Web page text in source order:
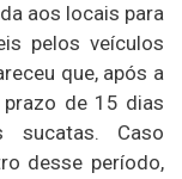
aos locais para
pelos veículos
que, após a
de 15 dias
sucatas. Caso
desse período,